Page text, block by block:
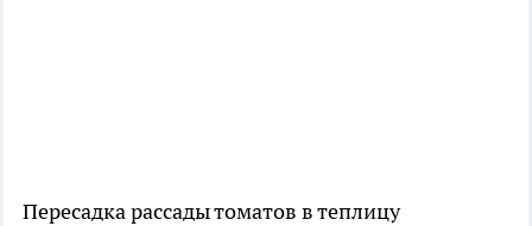
Пересадка рассады томатов в теплицу